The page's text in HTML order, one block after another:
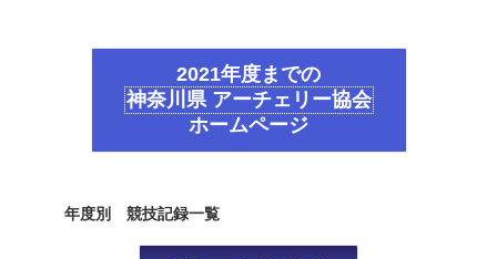
2021年度までの
神奈川県 アーチェリー協会
ホームページ
年度別 競技記録一覧